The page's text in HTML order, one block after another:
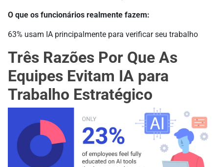
O que os funcionários realmente fazem:
63% usam IA principalmente para verificar seu trabalho
Três Razões Por Que As
Equipes Evitam IA para
Trabalho Estratégico